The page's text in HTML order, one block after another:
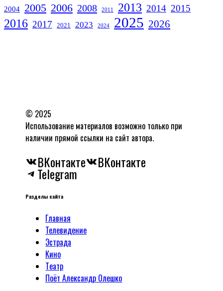
2004 2005 2006 2008 2011 2013 2014 2015
2016 2017 2021 2023 2024 2025 2026
© 2025
Использование материалов возможно только при
наличии прямой ссылки на сайт автора.
ВКонтакте ВКонтакте
Telegram
Разделы сайта
Главная
Телевидение
Эстрада
Кино
Tеатр
Поёт Александр Олешко